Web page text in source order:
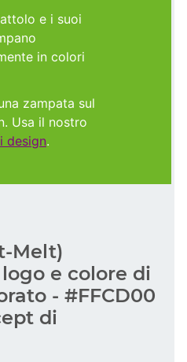
e i suoi
in colori
zampata sul
Usa il nostro
design.
Melt)
e colore di
- #FFCD00
di